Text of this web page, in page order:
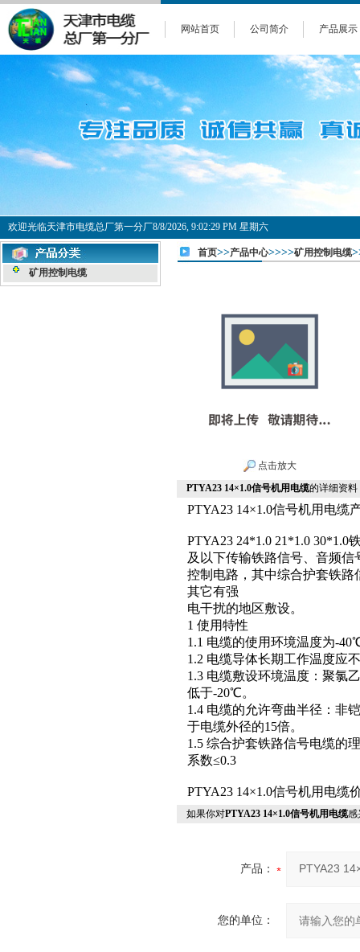
网站首页 公司简介 产品展示
欢迎光临天津市电缆总厂第一分厂8/8/2026, 9:02:29 PM 星期六
矿用控制电缆
首页>>产品中心>>>>矿用控制电缆
点击放大
PTYA23 14×1.0信号机用电缆的详细资料
PTYA23 14×1.0信号机用电缆
PTYA23 24*1.0 21*1.0 30*1.0
及以下传输铁路信号、音频信
控制电路，其中综合护套铁
其它有强
电干扰的地区敷设。
1 使用特性
1.1 电缆的使用环境温度为-
1.2 电缆导体长期工作温度应
1.3 电缆敷设环境温度：聚氯
低于-20℃。
1.4 电缆的允许弯曲半径：非
于电缆外径的15倍。
1.5 综合护套铁路信号电缆的
系数≤0.3
PTYA23 14×1.0信号机用电缆
如果你对PTYA23 14×1.0信号机用电缆感
产品：
您的单位：